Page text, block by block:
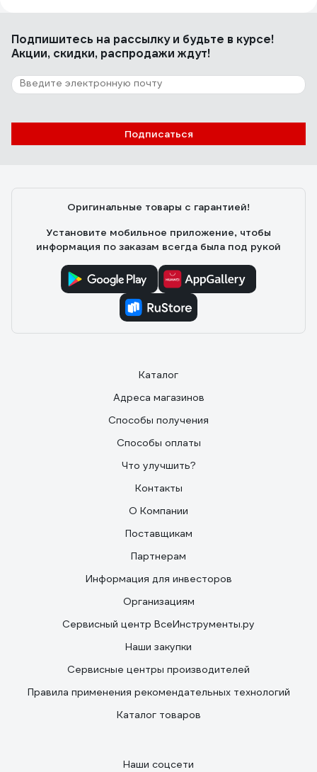
Надёжность выше крыши сельсовета, даже сель-по
10 отзывов
Отзыв о сварочном выпрямителе Foxweld
Борис 22.01.2020
от дождя мы мастерили и для трансформаторных
Подпишитесь на рассылкуи будьте в курсе!
Акции, скидки, распродажи ждут!
Подписаться
Оригинальные товары с гарантией!
Установите мобильное приложение, чтобы
информация по заказам всегда была под рукой
Каталог
Адреса магазинов
Способы получения
Способы оплаты
Что улучшить?
Контакты
О Компании
Поставщикам
Партнерам
Информация для инвесторов
Организациям
Сервисный центр ВсеИнструменты.ру
Наши закупки
Сервисные центры производителей
Правила применения рекомендательных технологий
Каталог товаров
Наши соцсети